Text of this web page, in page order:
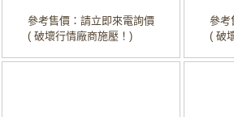
參考售價：請立即來電詢價
( 破壞行情廠商施壓！)
參考
( 破